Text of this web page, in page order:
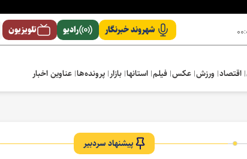
شهروند خبرنگار رادیو تلویزیون
اقتصاد ورزش عکس فیلم استانها بازار پرونده‌ها عناوین اخبار
پیشنهاد سردبیر